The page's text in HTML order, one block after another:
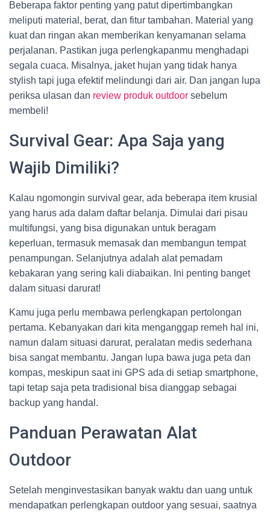
Beberapa faktor penting yang patut dipertimbangkan
meliputi material, berat, dan fitur tambahan. Material yang
kuat dan ringan akan memberikan kenyamanan selama
perjalanan. Pastikan juga perlengkapanmu menghadapi
segala cuaca. Misalnya, jaket hujan yang tidak hanya
stylish tapi juga efektif melindungi dari air. Dan jangan lupa
periksa ulasan dan review produk outdoor sebelum
membeli!
Survival Gear: Apa Saja yang
Wajib Dimiliki?
Kalau ngomongin survival gear, ada beberapa item krusial
yang harus ada dalam daftar belanja. Dimulai dari pisau
multifungsi, yang bisa digunakan untuk beragam
keperluan, termasuk memasak dan membangun tempat
penampungan. Selanjutnya adalah alat pemadam
kebakaran yang sering kali diabaikan. Ini penting banget
dalam situasi darurat!
Kamu juga perlu membawa perlengkapan pertolongan
pertama. Kebanyakan dari kita menganggap remeh hal ini,
namun dalam situasi darurat, peralatan medis sederhana
bisa sangat membantu. Jangan lupa bawa juga peta dan
kompas, meskipun saat ini GPS ada di setiap smartphone,
tapi tetap saja peta tradisional bisa dianggap sebagai
backup yang handal.
Panduan Perawatan Alat
Outdoor
Setelah menginvestasikan banyak waktu dan uang untuk
mendapatkan perlengkapan outdoor yang sesuai, saatnya